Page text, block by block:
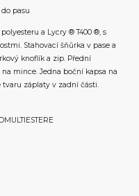
pasu
a Lycry ® T400 ®, s
Stahovací šňůrka v pase a
knoflík a zip. Přední
mince. Jedna boční kapsa na
tvaru záplaty v zadní části.